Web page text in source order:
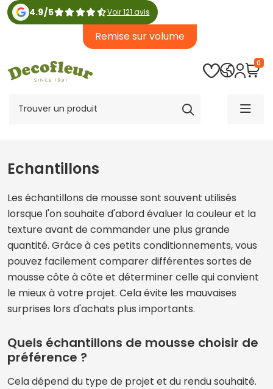
4.9/5 Voir 121 avis
Remise sur volume
0
Echantillons
Les échantillons de mousse sont souvent utilisés
lorsque l'on souhaite d'abord évaluer la couleur et la
texture avant de commander une plus grande
quantité. Grâce à ces petits conditionnements, vous
pouvez facilement comparer différentes sortes de
mousse côte à côte et déterminer celle qui convient
le mieux à votre projet. Cela évite les mauvaises
surprises lors d'achats plus importants.
Quels échantillons de mousse choisir de
préférence ?
Cela dépend du type de projet et du rendu souhaité.